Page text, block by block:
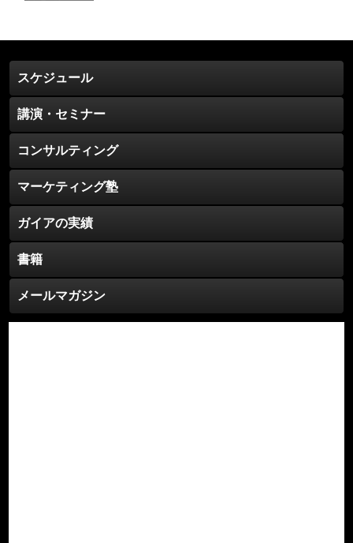
イ
ブ
スケジュール
講演・セミナー
コンサルティング
マーケティング塾
ガイアの実績
書籍
メールマガジン